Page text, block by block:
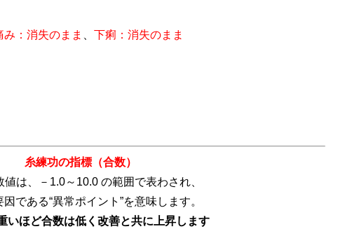
：消失のまま
下痢：消失のまま
糸練功の指標（合数）
値は、－1.0～10.0 の範囲で表わされ、
である“異常ポイント”を意味します。
いほど合数は低く改善と共に上昇します